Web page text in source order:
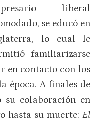
liberal
se educó en
lo cual le
familiarizarse
en contacto con los
época. A finales de
su colaboración en
hasta su muerte: El